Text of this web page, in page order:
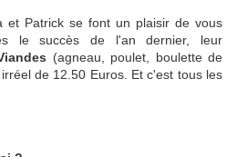
et Patrick se font un plaisir de vous
le succès de l'an dernier, leur
(agneau, poulet, boulette de
de 12.50 Euros. Et c'est tous les